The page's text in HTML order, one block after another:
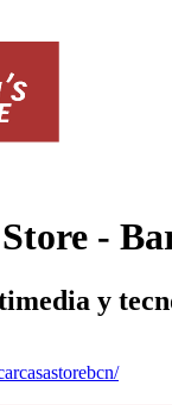
Store -
y